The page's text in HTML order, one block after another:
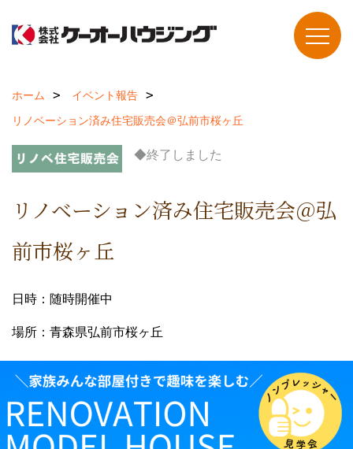
ホーム
イベント報告
リノベーション済み住宅販売会＠弘前市桜ヶ丘
◆終了しました
リノベーション済み住宅販売会＠弘
前市桜ヶ丘
日時：随時開催中
場所：青森県弘前市桜ヶ丘